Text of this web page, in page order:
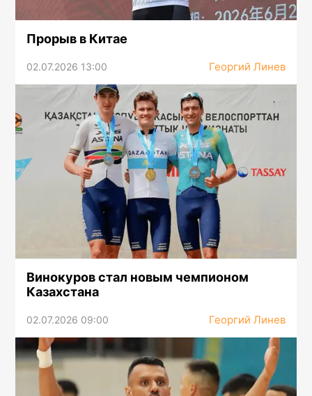
Прорыв в Китае
02.07.2026 13:00 Георгий Линев
Винокуров стал новым чемпионом
Казахстана
02.07.2026 09:00 Георгий Линев